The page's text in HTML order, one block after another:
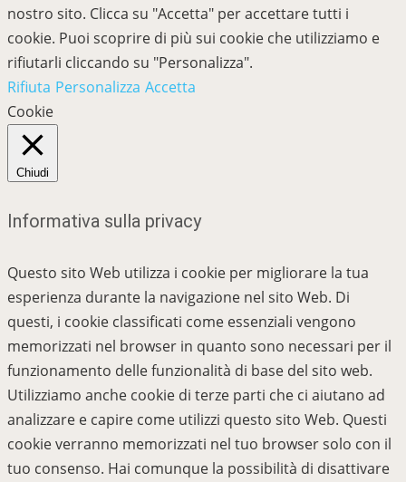
nostro sito. Clicca su "Accetta" per accettare tutti i
cookie. Puoi scoprire di più sui cookie che utilizziamo e
rifiutarli cliccando su "Personalizza".
Rifiuta Personalizza Accetta
Cookie
Chiudi
Informativa sulla privacy
Questo sito Web utilizza i cookie per migliorare la tua
esperienza durante la navigazione nel sito Web. Di
questi, i cookie classificati come essenziali vengono
memorizzati nel browser in quanto sono necessari per il
funzionamento delle funzionalità di base del sito web.
Utilizziamo anche cookie di terze parti che ci aiutano ad
analizzare e capire come utilizzi questo sito Web. Questi
cookie verranno memorizzati nel tuo browser solo con il
tuo consenso. Hai comunque la possibilità di disattivare